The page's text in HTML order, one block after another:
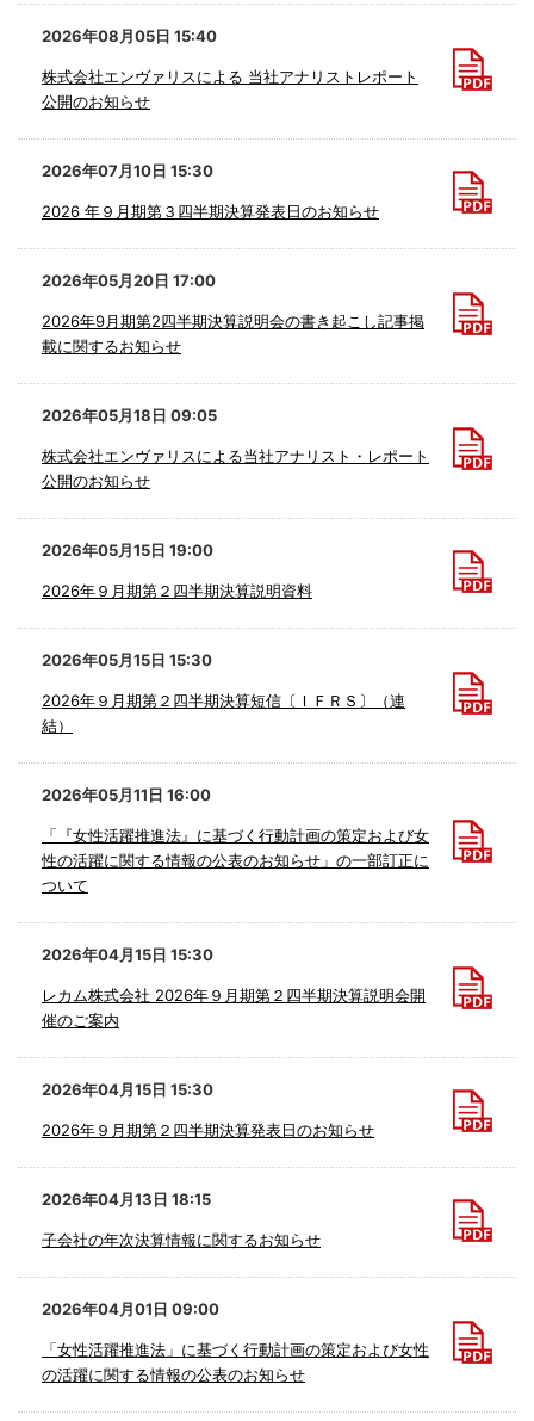
2026年08月05日 15:40
株式会社エンヴァリスによる 当社アナリストレポート
公開のお知らせ
2026年07月10日 15:30
2026 年９月期第３四半期決算発表日のお知らせ
2026年05月20日 17:00
2026年9月期第2四半期決算説明会の書き起こし記事掲
載に関するお知らせ
2026年05月18日 09:05
株式会社エンヴァリスによる当社アナリスト・レポート
公開のお知らせ
2026年05月15日 19:00
2026年９月期第２四半期決算説明資料
2026年05月15日 15:30
2026年９月期第２四半期決算短信〔ＩＦＲＳ〕（連
結）
2026年05月11日 16:00
「『女性活躍推進法』に基づく行動計画の策定および女
性の活躍に関する情報の公表のお知らせ」の一部訂正に
ついて
2026年04月15日 15:30
レカム株式会社 2026年９月期第２四半期決算説明会開
催のご案内
2026年04月15日 15:30
2026年９月期第２四半期決算発表日のお知らせ
2026年04月13日 18:15
子会社の年次決算情報に関するお知らせ
2026年04月01日 09:00
「女性活躍推進法」に基づく行動計画の策定および女性
の活躍に関する情報の公表のお知らせ